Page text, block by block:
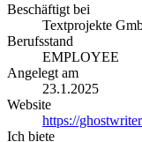
Beschäftigt bei
Textprojekte
Berufsstand
EMPLOYEE
Angelegt am
23.1.2025
Website
https://
Ich biete